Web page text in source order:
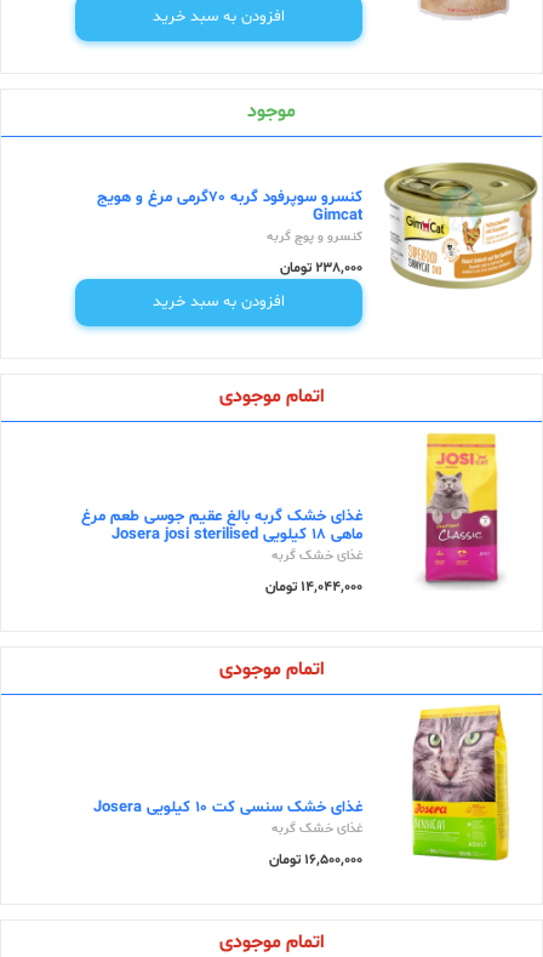
افزودن به سبد خرید
موجود
کنسرو سوپرفود گربه 70گرمی مرغ و هویج
Gimcat
کنسرو و پوچ گربه
238,000 تومان
افزودن به سبد خرید
اتمام موجودی
غذای خشک گربه بالغ عقیم جوسی طعم مرغ
ماهی 18 کیلویی Josera josi sterilised
غذای خشک گربه
14,044,000 تومان
اتمام موجودی
غذای خشک سنسی کت 10 کیلویی Josera
غذای خشک گربه
16,500,000 تومان
اتمام موجودی